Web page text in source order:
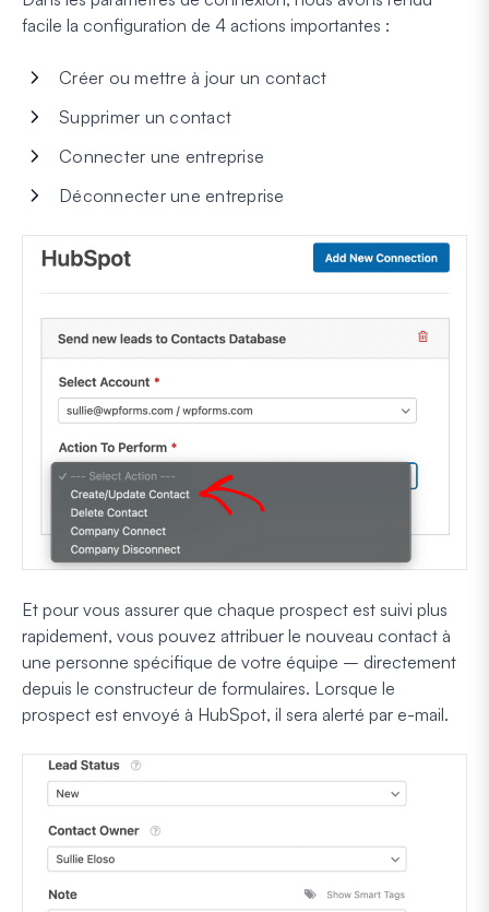
facile la configuration de 4 actions importantes :
Créer ou mettre à jour un contact
Supprimer un contact
Connecter une entreprise
Déconnecter une entreprise
Et pour vous assurer que chaque prospect est suivi plus
rapidement, vous pouvez attribuer le nouveau contact à
une personne spécifique de votre équipe – directement
depuis le constructeur de formulaires. Lorsque le
prospect est envoyé à HubSpot, il sera alerté par e-mail.